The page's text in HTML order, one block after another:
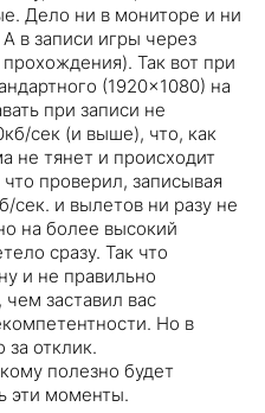
Дело ни в мониторе и ни
в записи игры через
Так вот при
(1920×1080) на
при записи не
сек (и выше), что, как
не тянет и происходит
проверил, записывая
сек. и вылетов ни разу не
на более высокий
сразу. Так что
и не правильно
заставил вас
Но в
отклик.
полезно будет
эти моменты.